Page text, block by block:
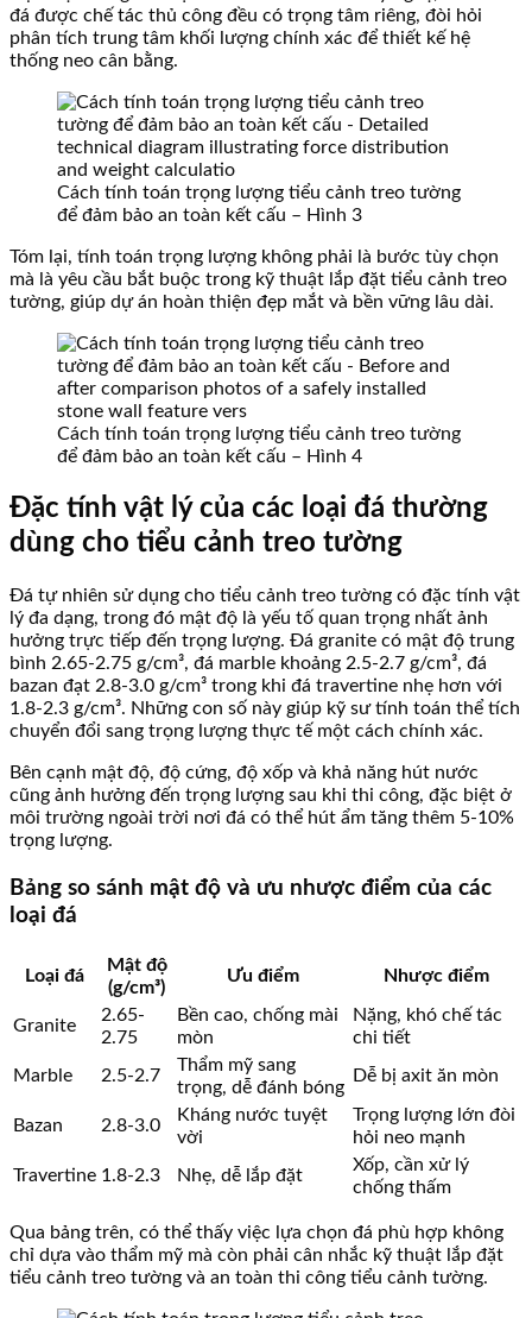
đá được chế tác thủ công đều có trọng tâm riêng, đòi hỏi
phân tích trung tâm khối lượng chính xác để thiết kế hệ
thống neo cân bằng.
Cách tính toán trọng lượng tiểu cảnh treo tường
để đảm bảo an toàn kết cấu – Hình 3
Tóm lại, tính toán trọng lượng không phải là bước tùy chọn
mà là yêu cầu bắt buộc trong kỹ thuật lắp đặt tiểu cảnh treo
tường, giúp dự án hoàn thiện đẹp mắt và bền vững lâu dài.
Cách tính toán trọng lượng tiểu cảnh treo tường
để đảm bảo an toàn kết cấu – Hình 4
Đặc tính vật lý của các loại đá thường
dùng cho tiểu cảnh treo tường
Đá tự nhiên sử dụng cho tiểu cảnh treo tường có đặc tính vật
lý đa dạng, trong đó mật độ là yếu tố quan trọng nhất ảnh
hưởng trực tiếp đến trọng lượng. Đá granite có mật độ trung
bình 2.65-2.75 g/cm³, đá marble khoảng 2.5-2.7 g/cm³, đá
bazan đạt 2.8-3.0 g/cm³ trong khi đá travertine nhẹ hơn với
1.8-2.3 g/cm³. Những con số này giúp kỹ sư tính toán thể tích
chuyển đổi sang trọng lượng thực tế một cách chính xác.
Bên cạnh mật độ, độ cứng, độ xốp và khả năng hút nước
cũng ảnh hưởng đến trọng lượng sau khi thi công, đặc biệt ở
môi trường ngoài trời nơi đá có thể hút ẩm tăng thêm 5-10%
trọng lượng.
Bảng so sánh mật độ và ưu nhược điểm của các
loại đá
Loại đá
Mật độ
(g/cm³)
Ưu điểm Nhược điểm
Granite
2.65-
2.75
Bền cao, chống mài
mòn
Nặng, khó chế tác
chi tiết
Marble
2.5-2.7
Thẩm mỹ sang
trọng, dễ đánh bóng
Dễ bị axit ăn mòn
Bazan 2.8-3.0
Kháng nước tuyệt
vời
Trọng lượng lớn đòi
hỏi neo mạnh
Travertine 1.8-2.3 Nhẹ, dễ lắp đặt
Xốp, cần xử lý
chống thấm
Qua bảng trên, có thể thấy việc lựa chọn đá phù hợp không
chỉ dựa vào thẩm mỹ mà còn phải cân nhắc kỹ thuật lắp đặt
tiểu cảnh treo tường và an toàn thi công tiểu cảnh tường.